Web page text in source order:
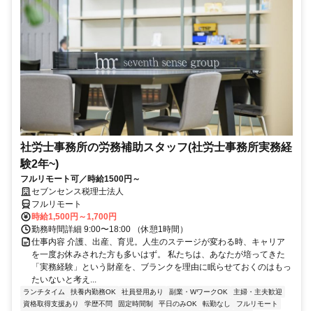
社労士事務所の労務補助スタッフ(社労士事務所実務経
験2年~)
フルリモート可／時給1500円～
セブンセンス税理士法人
フルリモート
時給1,500円～1,700円
勤務時間詳細 9:00〜18:00 （休憩1時間）
仕事内容 介護、出産、育児。人生のステージが変わる時、キャリア
を一度お休みされた方も多いはず。 私たちは、あなたが培ってきた
「実務経験」という財産を、ブランクを理由に眠らせておくのはもっ
たいないと考え...
ランチタイム 扶養内勤務OK 社員登用あり 副業・WワークOK
主婦・主夫歓迎
資格取得支援あり
学歴不問 固定時間制 平日のみOK 転勤なし
フルリモート